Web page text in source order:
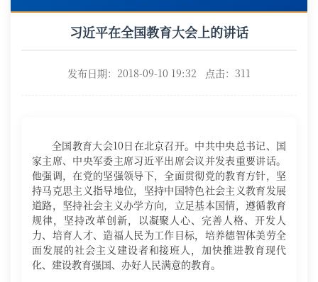
习近平在全国教育大会上的讲话
发布日期：2018-09-10 19:32 点击： 311
全国教育大会10日在北京召开。中共中央总书记、国
家主席、中央军委主席习近平出席会议并发表重要讲话。
他强调，在党的坚强领导下，全面贯彻党的教育方针，坚
持马克思主义指导地位，坚持中国特色社会主义教育发展
道路，坚持社会主义办学方向，立足基本国情，遵循教育
规律，坚持改革创新，以凝聚人心、完善人格、开发人
力、培育人才、造福人民为工作目标，培养德智体美劳全
面发展的社会主义建设者和接班人，加快推进教育现代
化、建设教育强国、办好人民满意的教育。